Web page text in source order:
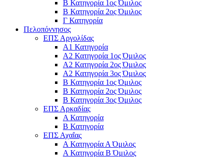
Β Κατηγορία 1ος Όμιλος
Β Κατηγορία 2ος Όμιλος
Γ Κατηγορία
Πελοπόννησος
ΕΠΣ Αργολίδας
Α1 Κατηγορία
Α2 Κατηγορία 1ος Όμιλος
Α2 Κατηγορία 2ος Όμιλος
Α2 Κατηγορία 3ος Όμιλος
Β Κατηγορία 1ος Όμιλος
Β Κατηγορία 2ος Όμιλος
Β Κατηγορία 3ος Όμιλος
ΕΠΣ Αρκαδίας
Α Κατηγορία
Β Κατηγορία
ΕΠΣ Αχαΐας
Α Κατηγορία Α Όμιλος
Α Κατηγορία Β Όμιλος